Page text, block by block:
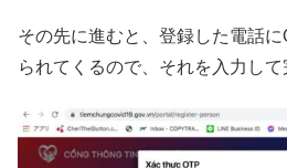
その先に進むと、登録した電話
られてくるので、それを入力して